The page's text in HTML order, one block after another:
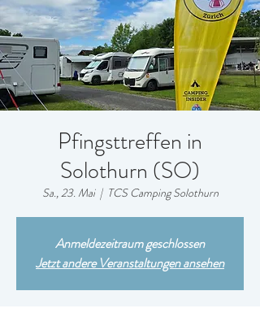
Pfingsttreffen in
Solothurn (SO)
Sa., 23. Mai
  |
TCS Camping Solothurn
Anmeldezeitraum geschlossen
Jetzt andere Veranstaltungen ansehen